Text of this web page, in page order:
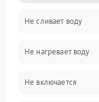
Электропитание
Датчики
Нагрев
Не сливает воду
Не нагревает воду
Не включается